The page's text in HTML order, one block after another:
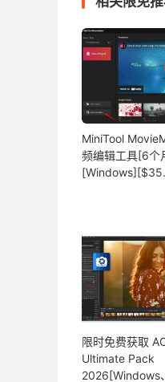
MiniTool
频编辑工具[6个
限时免费获取
Ultimate Pack
2026[Windows